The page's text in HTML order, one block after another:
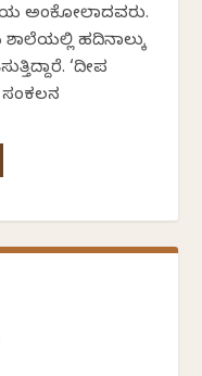
ಅಂಕೋಲಾದವರು.
ಹದಿನಾಲ್ಕು
‘ದೀಪ
ಸಂಕಲನ